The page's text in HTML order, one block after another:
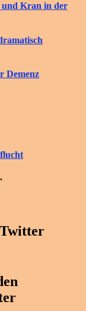
und Kran in der
Demenz